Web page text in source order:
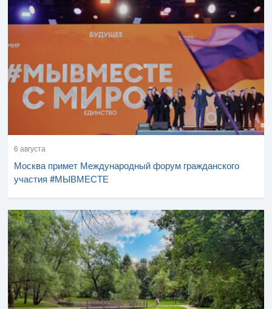
6 августа
Москва примет Международный форум гражданского
участия #МЫВМЕСТЕ